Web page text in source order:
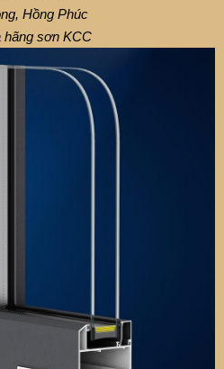
Hồng Phúc
hãng sơn KCC